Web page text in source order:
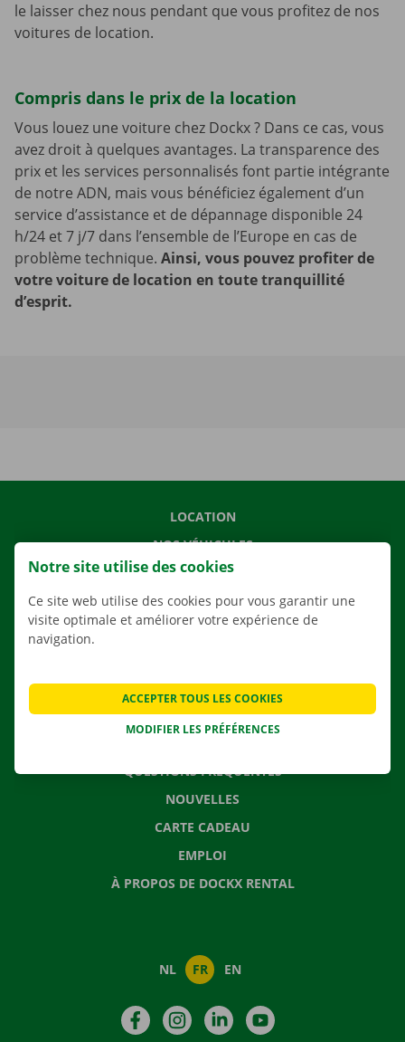
le laisser chez nous pendant que vous profitez de nos
voitures de location.
Compris dans le prix de la location
Vous louez une voiture chez Dockx ? Dans ce cas, vous
avez droit à quelques avantages. La transparence des
prix et les services personnalisés font partie intégrante
de notre ADN, mais vous bénéficiez également d’un
service d’assistance et de dépannage disponible 24
h/24 et 7 j/7 dans l’ensemble de l’Europe en cas de
problème technique. Ainsi, vous pouvez profiter de
votre voiture de location en toute tranquillité
d’esprit.
LOCATION
NOS VÉHICULES
NOS SERVICES
AGENCES
APPLI
QUESTIONS FRÉQUENTES
NOUVELLES
CARTE CADEAU
EMPLOI
À PROPOS DE DOCKX RENTAL
NL FR EN
FacebookInstagramLinkedIn
Notre site utilise des cookies
Ce site web utilise des cookies pour vous garantir une
visite optimale et améliorer votre expérience de
navigation.
MODIFIER LES PRÉFÉRENCES
ACCEPTER TOUS LES COOKIES